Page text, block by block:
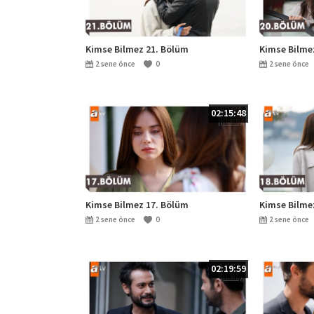
Kimse Bilmez 21. Bölüm
2 sene önce 0
Kimse
2 sene önce
02:15:48
Kimse Bilmez 17. Bölüm
2 sene önce 0
Kimse
2 sene önce
02:19:59